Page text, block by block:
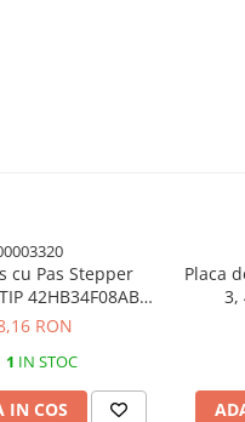
cu Pas Stepper
42HB34F08AB
3D
RON
1 IN STOC
IN COS
Placa
3,